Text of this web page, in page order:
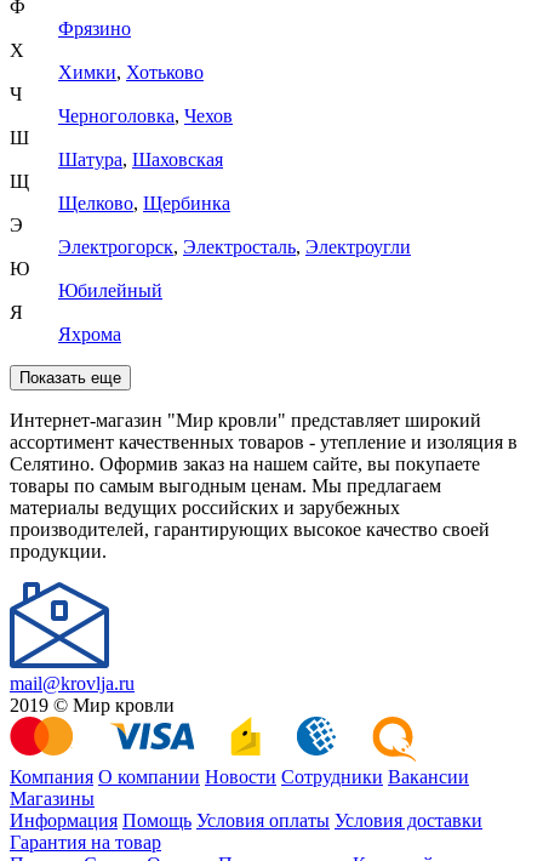
Ф
Фрязино
Х
Химки, Хотьково
Ч
Черноголовка, Чехов
Ш
Шатура, Шаховская
Щ
Щелково, Щербинка
Э
Электрогорск, Электросталь, Электроугли
Ю
Юбилейный
Я
Яхрома
Показать еще
Интернет-магазин "Мир кровли" представляет широкий
ассортимент качественных товаров - утепление и изоляция в
Селятино. Оформив заказ на нашем сайте, вы покупаете
товары по самым выгодным ценам. Мы предлагаем
материалы ведущих российских и зарубежных
производителей, гарантирующих высокое качество своей
продукции.
mail@krovlja.ru
2019 © Мир кровли
Компания О компании Новости Сотрудники Вакансии
Магазины
Информация Помощь Условия оплаты Условия доставки
Гарантия на товар